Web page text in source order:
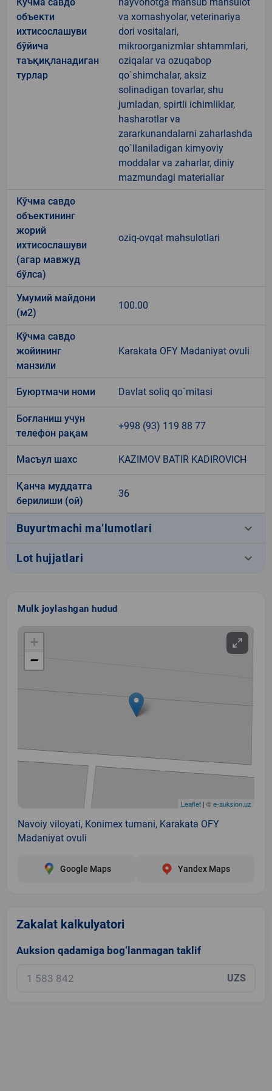
объекти
ихтисослашуви
бўйича
таъқиқланадиган
турлар
va xomashyolar, veterinariya
dori vositalari,
mikroorganizmlar shtammlari,
oziqalar va ozuqabop
qo`shimchalar, aksiz
solinadigan tovarlar, shu
jumladan, spirtli ichimliklar,
hasharotlar va
zararkunandalarni zaharlashda
qo`llaniladigan kimyoviy
moddalar va zaharlar, diniy
mazmundagi materiallar
Кўчма савдо
объектининг
жорий
ихтисослашуви
(агар мавжуд
бўлса)
oziq-ovqat mahsulotlari
Умумий майдони
(м2)
100.00
Кўчма савдо
жойининг
манзили
Karakata OFY Madaniyat ovuli
Буюртмачи номи Davlat soliq qo`mitasi
Боғланиш учун
телефон рақам
+998 (93) 119 88 77
Масъул шахс KAZIMOV BATIR KADIROVICH
Қанча муддатга
берилиши (ой)
36
Buyurtmachi ma’lumotlari keyboard_arrow_down
Lot hujjatlari keyboard_arrow_down
Mulk joylashgan hudud
+
−
Leaflet | ©e-auksion.uz
Navoiy viloyati, Konimex tumani, Karakata OFY
Madaniyat ovuli
Google Maps Yandex Maps
Zakalat kalkulyatori
Auksion qadamiga bog‘lanmagan taklif
UZS